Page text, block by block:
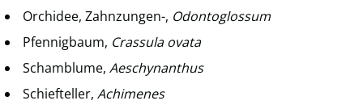
Orchidee, Zahnzungen-, Odontoglossum
Pfennigbaum, Crassula ovata
Schamblume, Aeschynanthus
Schiefteller, Achimenes